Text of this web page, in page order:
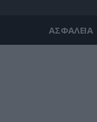
ΑΣΦΑΛΕΙΑ